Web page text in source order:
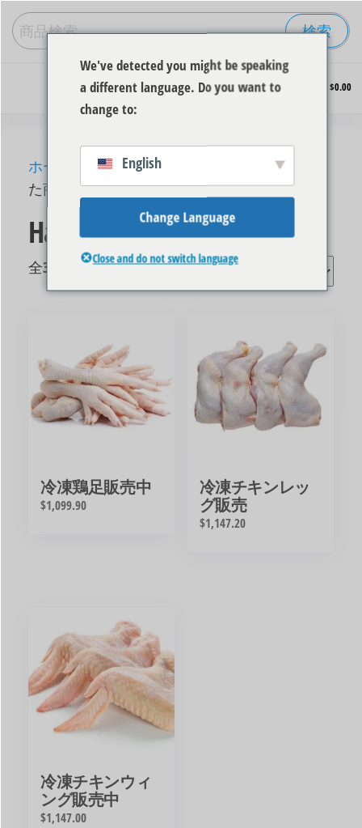
検索
$0.00
ホーム
/ “Halal Chicken Supplier”にタグ付けされ
た商品
Halal Chicken Supplier
全3件を表示
冷凍鶏足販売中
$1,099.90
冷凍チキンレッ
グ販売
$1,147.20
冷凍チキンウィ
ング販売中
$1,147.00
We've detected you might be speaking
a different language. Do you want to
change to:
English
Change Language
Close and do not switch language